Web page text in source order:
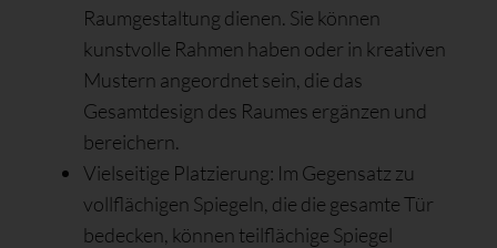
Raumgestaltung dienen. Sie können
kunstvolle Rahmen haben oder in kreativen
Mustern angeordnet sein, die das
Gesamtdesign des Raumes ergänzen und
bereichern.
Vielseitige Platzierung: Im Gegensatz zu
vollflächigen Spiegeln, die die gesamte Tür
bedecken, können teilflächige Spiegel